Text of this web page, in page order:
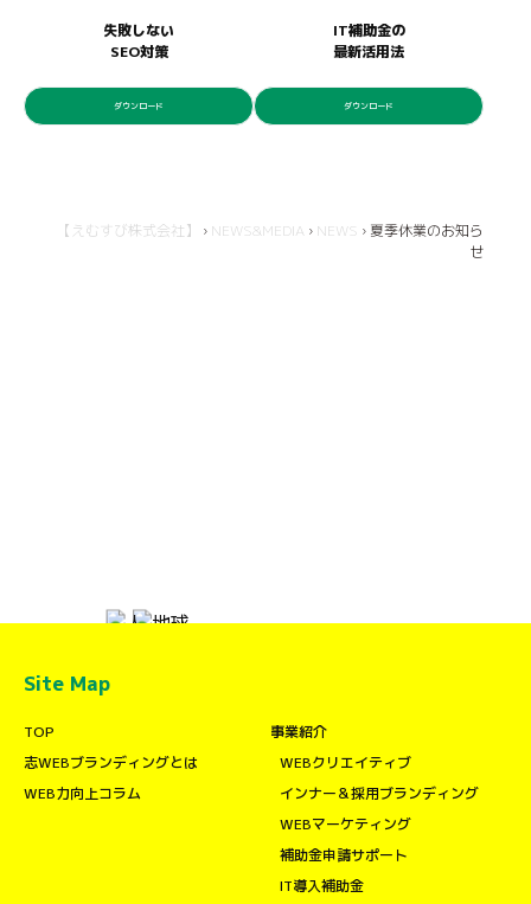
失敗しない
SEO対策
ダウンロード
IT補助金の
最新活用法
ダウンロード
【えむすび株式会社】 › NEWS&MEDIA › NEWS › 夏季休業のお知ら
せ
Site Map
TOP
志WEBブランディングとは
WEB力向上コラム
事業紹介
WEBクリエイティブ
インナー＆採用ブランディング
WEBマーケティング
補助金申請サポート
IT導入補助金